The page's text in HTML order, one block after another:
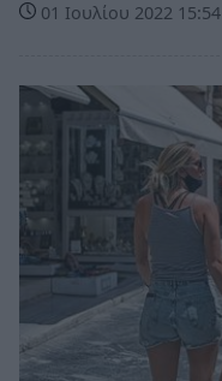
01 Ιουλίου 2022 15:54